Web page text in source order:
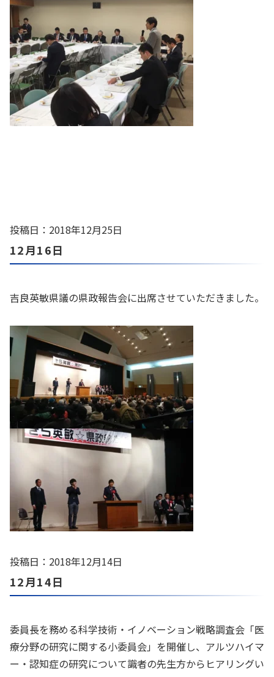
投稿日：2018年12月25日
12月16日
吉良英敏県議の県政報告会に出席させていただきました。
投稿日：2018年12月14日
12月14日
委員長を務める科学技術・イノベーション戦略調査会「医
療分野の研究に関する小委員会」を開催し、アルツハイマ
ー・認知症の研究について識者の先生方からヒアリングい